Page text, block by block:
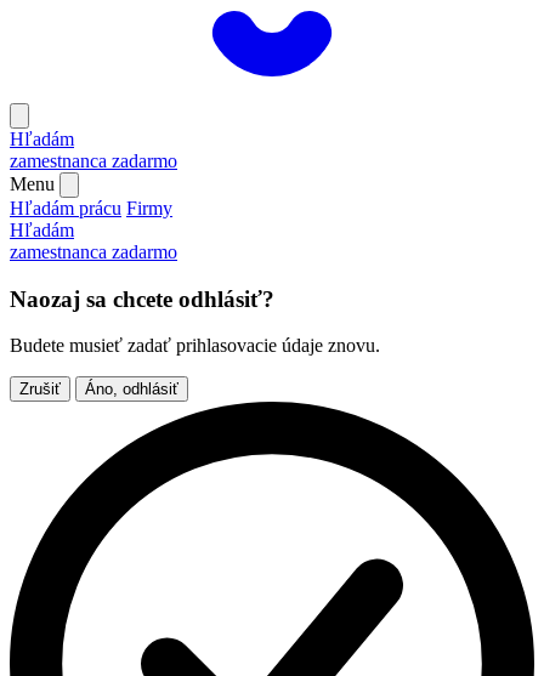
Hľadám
zamestnanca zadarmo
Menu
Hľadám prácu Firmy
Hľadám
zamestnanca zadarmo
Naozaj sa chcete odhlásiť?
Budete musieť zadať prihlasovacie údaje znovu.
Zrušiť Áno, odhlásiť